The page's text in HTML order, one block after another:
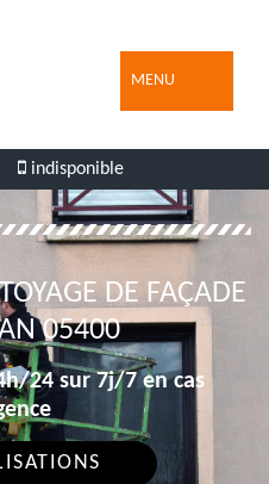
MENU
indisponible
DE FAÇADE
05400
24 sur 7j/7 en cas